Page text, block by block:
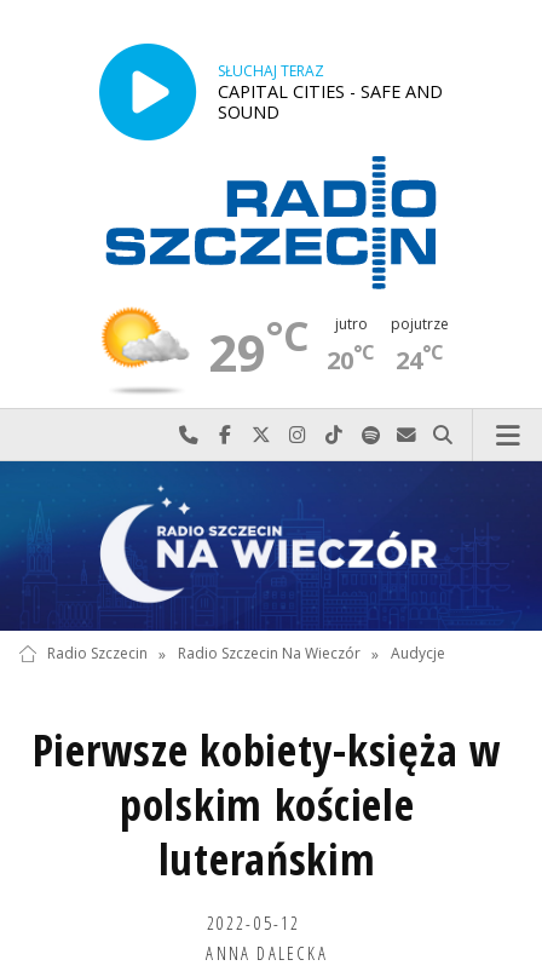
SŁUCHAJ TERAZ
CAPITAL CITIES - SAFE AND
SOUND
29°C jutro
20°C
pojutrze
24°C
Najlepiej po prostu do nas zadzwoń
Odwiedź nas na Facebook-u
Odwiedź nas na X
Odwiedź nas na Instagram-ie
Odwiedź nas na TikTok-u
Szukaj nas na Spotify
Wyślij do nas
Szukaj
Radio Szczecin » Radio Szczecin Na Wieczór » Audycje
Pierwsze kobiety-księża w
polskim kościele
luterańskim
2022-05-12
ANNA DALECKA